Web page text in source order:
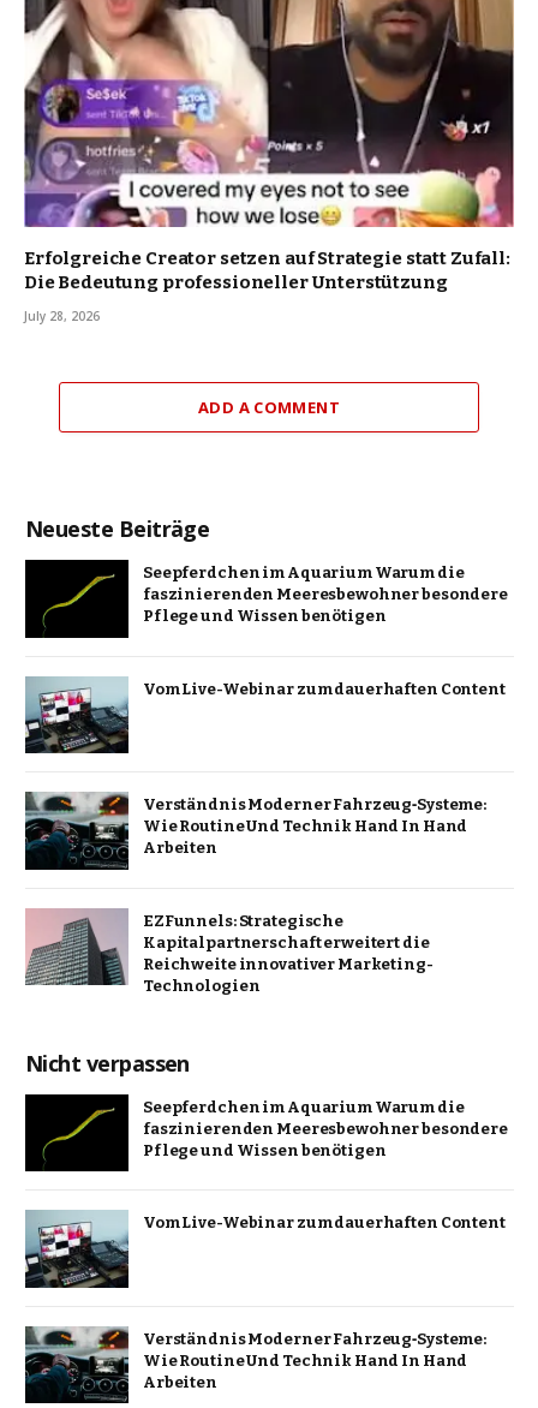
Erfolgreiche Creator setzen auf Strategie statt Zufall:
Die Bedeutung professioneller Unterstützung
July 28, 2026
ADD A COMMENT
Neueste Beiträge
Seepferdchen im Aquarium Warum die
faszinierenden Meeresbewohner besondere
Pflege und Wissen benötigen
Vom Live-Webinar zum dauerhaften Content
Verständnis Moderner Fahrzeug‑Systeme:
Wie Routine Und Technik Hand In Hand
Arbeiten
EZFunnels: Strategische
Kapitalpartnerschaft erweitert die
Reichweite innovativer Marketing-
Technologien
Nicht verpassen
Seepferdchen im Aquarium Warum die
faszinierenden Meeresbewohner besondere
Pflege und Wissen benötigen
Vom Live-Webinar zum dauerhaften Content
Verständnis Moderner Fahrzeug‑Systeme:
Wie Routine Und Technik Hand In Hand
Arbeiten